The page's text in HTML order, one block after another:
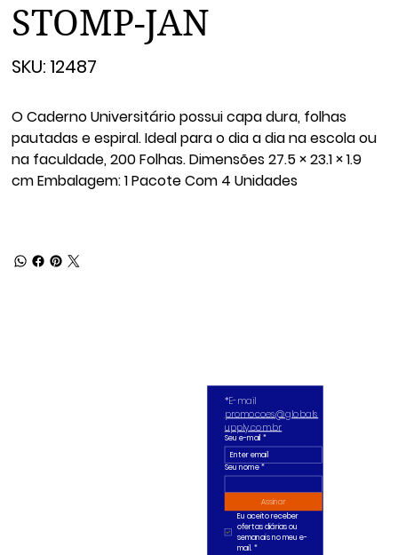
STOMP-JAN
SKU:
12487
12487
O Caderno Universitário possui capa dura, folhas
pautadas e espiral. Ideal para o dia a dia na escola ou
na faculdade, 200 Folhas. Dimensões 27.5 × 23.1 × 1.9
cm Embalagem: 1 Pacote Com 4 Unidades
promocoes@globals
upply.com.br
Seu e-mail *
Seu nome *
Assinar
Eu aceito receber
ofertas diárias ou
semanais no meu e-
mail. *